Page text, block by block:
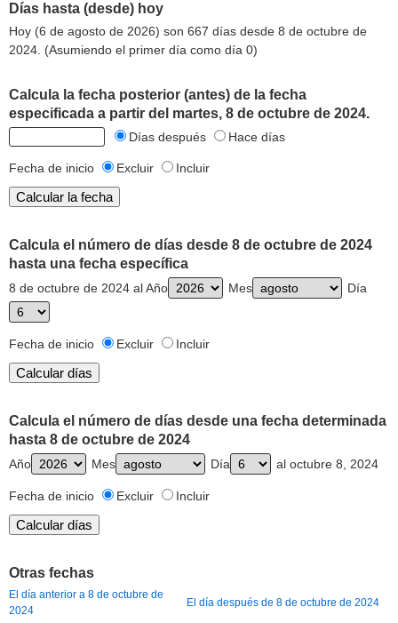
Días hasta (desde) hoy
Hoy (6 de agosto de 2026) son 667 días desde 8 de octubre de
2024. (Asumiendo el primer día como día 0)
Calcula la fecha posterior (antes) de la fecha
especificada a partir del martes, 8 de octubre de 2024.
Días después Hace días
Fecha de inicio Excluir Incluir
Calcula el número de días desde 8 de octubre de 2024
hasta una fecha específica
8 de octubre de 2024 al Año Mes Día
Fecha de inicio Excluir Incluir
Calcula el número de días desde una fecha determinada
hasta 8 de octubre de 2024
Año Mes Día al octubre 8, 2024
Fecha de inicio Excluir Incluir
Otras fechas
El día anterior a 8 de octubre de
2024
El día después de 8 de octubre de 2024